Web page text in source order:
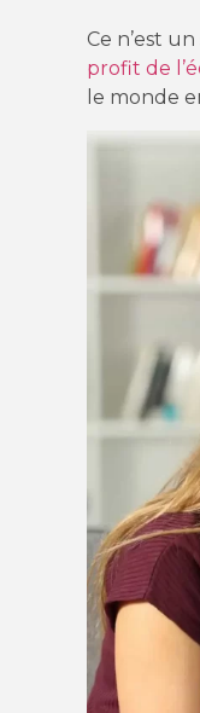
Ce n’est
profit de
le monde